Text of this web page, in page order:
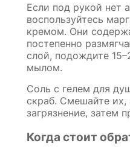
Если под рукой нет
воспользуйтесь
кремом. Они
постепенно
слой, подождите
мылом.
Соль с гелем для
скраб. Смешайте их,
загрязнение, затем
Когда стоит